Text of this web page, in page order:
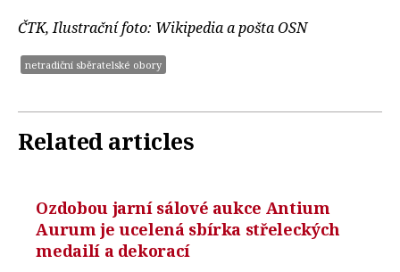
ČTK, Ilustrační foto: Wikipedia a pošta OSN
netradiční sběratelské obory
Related articles
Ozdobou jarní sálové aukce Antium
Aurum je ucelená sbírka střeleckých
medailí a dekorací